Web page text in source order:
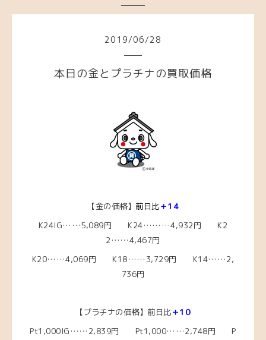
2019/06/28
本日の金とプラチナの買取価格
【金の価格】 前日比＋14
K24IG……5,089円 K24………4,932円 K2
2……4,467円
K20……4,069円 K18……3,729円 K14……2,
736円
【プラチナの価格】前日比＋10
Pt1,000IG……2,839円 Pt1,000……2,748円 P